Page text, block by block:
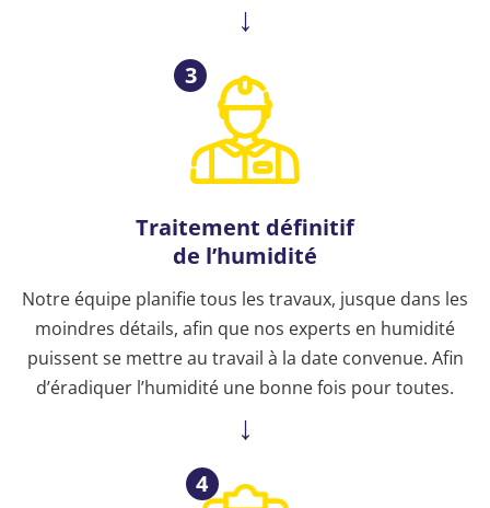
3
Traitement définitif
de l’humidité
Notre équipe planifie tous les travaux, jusque dans les
moindres détails, afin que nos experts en humidité
puissent se mettre au travail à la date convenue. Afin
d’éradiquer l’humidité une bonne fois pour toutes.
4